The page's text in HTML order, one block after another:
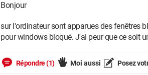
Bonjour
sur l'ordinateur sont apparues des fenêtres
pour windows bloqué. J'ai peur que ce soit
Répondre (1) Moi aussi Posez